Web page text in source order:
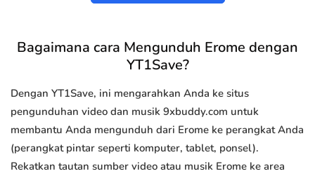
Bagaimana cara Mengunduh Erome dengan
YT1Save?
Dengan YT1Save, ini mengarahkan Anda ke situs
pengunduhan video dan musik 9xbuddy.com untuk
membantu Anda mengunduh dari Erome ke perangkat Anda
(perangkat pintar seperti komputer, tablet, ponsel).
Rekatkan tautan sumber video atau musik Erome ke area